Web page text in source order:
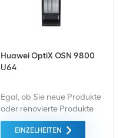
Huawei OptiX OSN 9800
U64
Egal, ob Sie neue Produkte
oder renovierte Produkte
benötigen, wir kümmern uns
um alles Garantie als
EINZELHEITEN